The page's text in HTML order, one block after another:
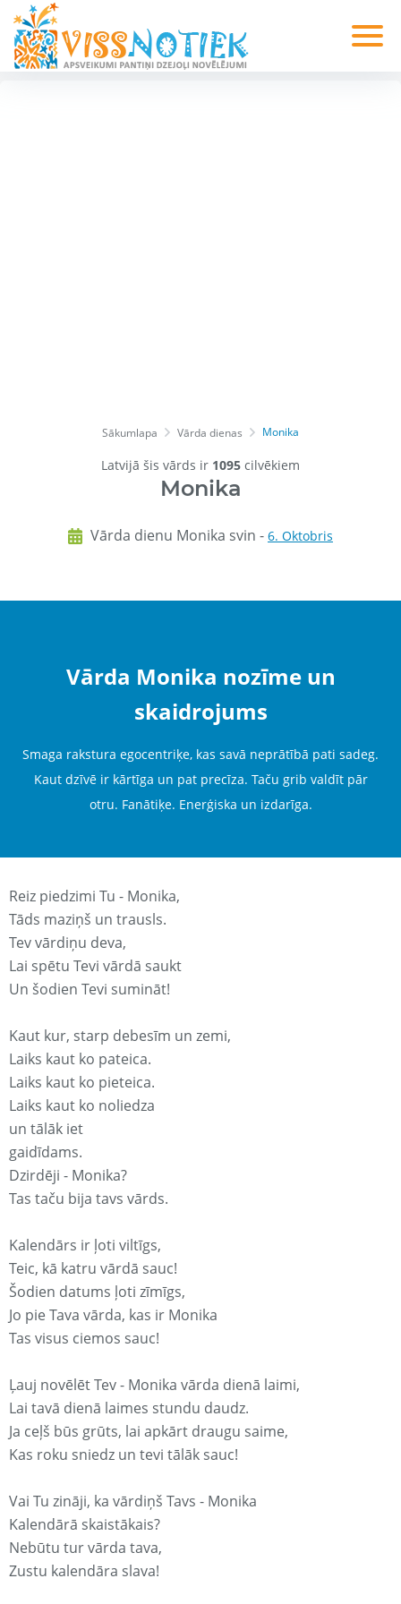
Sākumlapa Vārda dienas Monika
Latvijā šis vārds ir 1095 cilvēkiem
Monika
Vārda dienu Monika svin - 6. Oktobris
Vārda Monika nozīme un
skaidrojums
Smaga rakstura egocentriķe, kas savā neprātībā pati sadeg.
Kaut dzīvē ir kārtīga un pat precīza. Taču grib valdīt pār
otru. Fanātiķe. Enerģiska un izdarīga.
Reiz piedzimi Tu - Monika,
Tāds maziņš un trausls.
Tev vārdiņu deva,
Lai spētu Tevi vārdā saukt
Un šodien Tevi sumināt!
Kaut kur, starp debesīm un zemi,
Laiks kaut ko pateica.
Laiks kaut ko pieteica.
Laiks kaut ko noliedza
un tālāk iet
gaidīdams.
Dzirdēji - Monika?
Tas taču bija tavs vārds.
Kalendārs ir ļoti viltīgs,
Teic, kā katru vārdā sauc!
Šodien datums ļoti zīmīgs,
Jo pie Tava vārda, kas ir Monika
Tas visus ciemos sauc!
Ļauj novēlēt Tev - Monika vārda dienā laimi,
Lai tavā dienā laimes stundu daudz.
Ja ceļš būs grūts, lai apkārt draugu saime,
Kas roku sniedz un tevi tālāk sauc!
Vai Tu zināji, ka vārdiņš Tavs - Monika
Kalendārā skaistākais?
Nebūtu tur vārda tava,
Zustu kalendāra slava!